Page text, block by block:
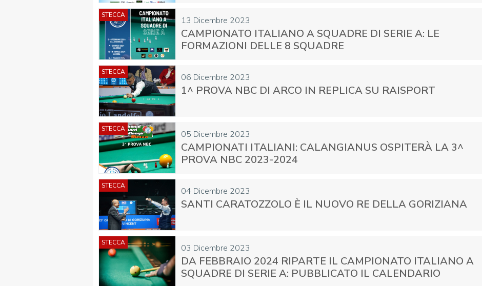
FIBISCUOLA-
JUNIORES
CENTRO STUDI E
Privacy Policy Cookie Policy Cerca Mappa del Sito Feed rss Iscriviti alla Newsletter Contatti
13 Dicembre 2023
STECCA
CAMPIONATO ITALIANO A SQUADRE DI SERIE A: LE
FORMAZIONI DELLE 8 SQUADRE
06 Dicembre 2023
STECCA
1^ PROVA NBC DI ARCO IN REPLICA SU RAISPORT
05 Dicembre 2023
STECCA
CAMPIONATI ITALIANI: CALANGIANUS OSPITERÀ LA 3^
PROVA NBC 2023-2024
04 Dicembre 2023
STECCA
SANTI CARATOZZOLO È IL NUOVO RE DELLA GORIZIANA
03 Dicembre 2023
STECCA
DA FEBBRAIO 2024 RIPARTE IL CAMPIONATO ITALIANO A
SQUADRE DI SERIE A: PUBBLICATO IL CALENDARIO